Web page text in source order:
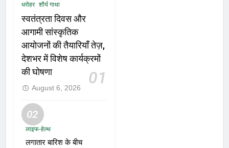
धरोहर शौर्य गाथा
स्वतंत्रता दिवस और
आगामी सांस्कृतिक
आयोजनों की तैयारियाँ तेज़,
देशभर में विशेष कार्यक्रमों
की घोषणा
01
August 6, 2026
02
लाइफ-हेल्थ
लगातार बारिश के बीच